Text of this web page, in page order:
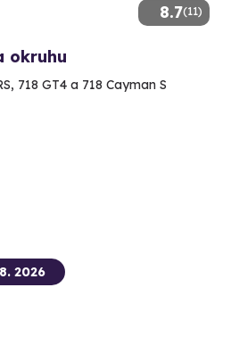
8.7(11)
okruhu
718 GT4 a 718 Cayman S
2026